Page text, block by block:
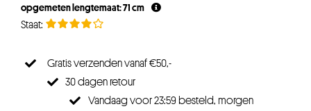
opgemeten lengtemaat: 71 cm
Gratis verzenden vanaf €50,-
30 dagen retour
Vandaag voor 23:59 besteld, morgen